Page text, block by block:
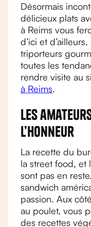
Désormais
délicieux plats
à Reims vous
d’ici et
triporteurs
toutes les
rendre visite au
à Reims.
Les
l’honneur
La recette du
la street food, et
sont pas en
sandwich
passion. Aux
au poulet, vous
des recettes